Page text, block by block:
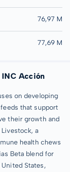
76,97 M
77,69 M
INC Acción
on developing
that support
their growth and
a
health chews
Beta blend for
States,